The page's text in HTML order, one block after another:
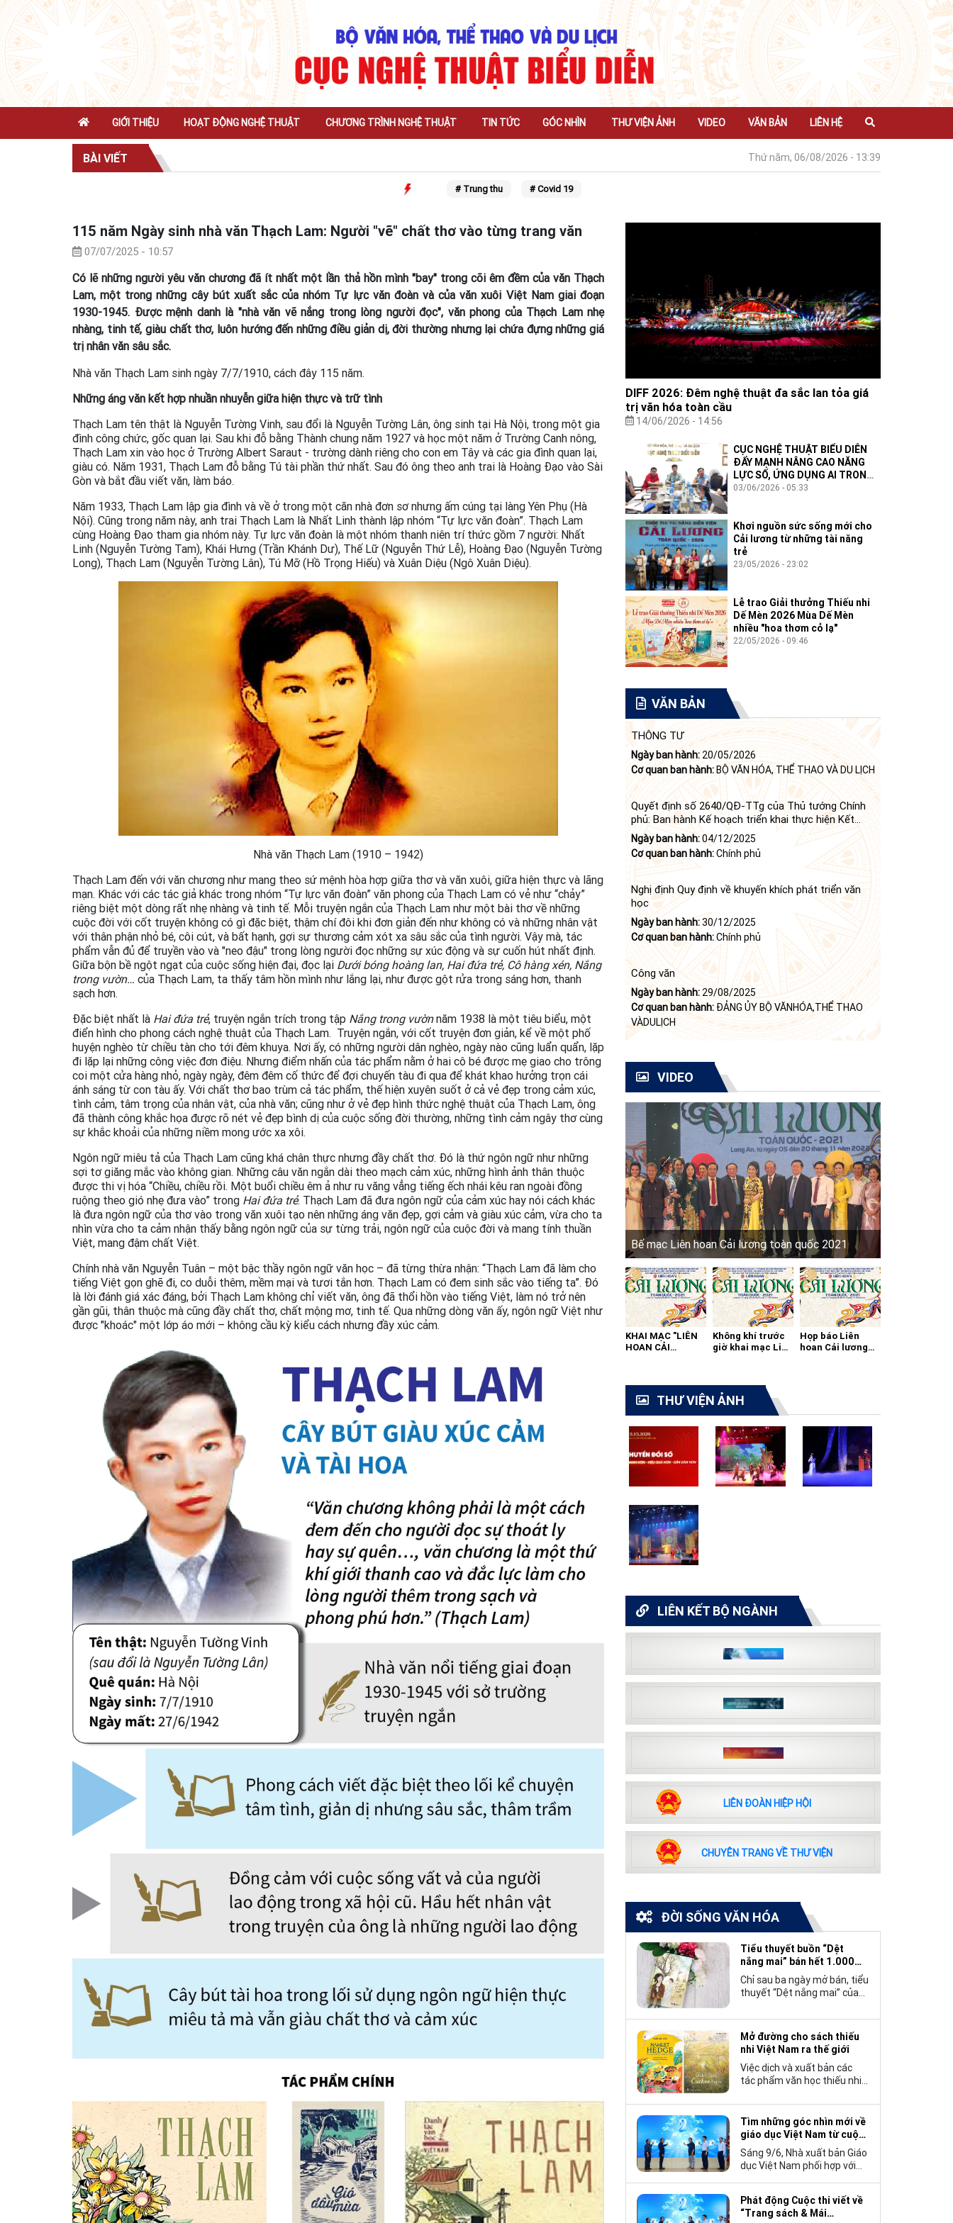
GIỚI THIỆU HOẠT ĐỘNG NGHỆ THUẬT CHƯƠNG TRÌNH NGHỆ THUẬT TIN TỨC GÓC NHÌN THƯ VIỆN ẢNH VIDEO VĂN BẢN LIÊN HỆ
BÀI VIẾT Thứ năm, 06/08/2026 - 13:39
# Trung thu # Covid 19
115 năm Ngày sinh nhà văn Thạch Lam: Người "vẽ" chất thơ vào từng trang văn
07/07/2025 - 10:57
Có lẽ những người yêu văn chương đã ít nhất một lần thả hồn mình "bay" trong cõi êm đềm của văn Thạch
Lam, một trong những cây bút xuất sắc của nhóm Tự lực văn đoàn và của văn xuôi Việt Nam giai đoạn
1930-1945. Được mệnh danh là "nhà văn vẽ nắng trong lòng người đọc", văn phong của Thạch Lam nhẹ
nhàng, tinh tế, giàu chất thơ, luôn hướng đến những điều giản dị, đời thường nhưng lại chứa đựng những giá
trị nhân văn sâu sắc.
Nhà văn Thạch Lam sinh ngày 7/7/1910, cách đây 115 năm.
Những áng văn kết hợp nhuần nhuyễn giữa hiện thực và trữ tình
Thạch Lam tên thật là Nguyễn Tường Vinh, sau đổi là Nguyễn Tường Lân, ông sinh tại Hà Nội, trong một gia
đình công chức, gốc quan lại. Sau khi đỗ bằng Thành chung năm 1927 và học một năm ở Trường Canh nông,
Thạch Lam xin vào học ở Trường Albert Saraut - trường dành riêng cho con em Tây và các gia đình quan lại,
giàu có. Năm 1931, Thạch Lam đỗ bằng Tú tài phần thứ nhất. Sau đó ông theo anh trai là Hoàng Đạo vào Sài
Gòn và bắt đầu viết văn, làm báo.
Năm 1933, Thạch Lam lập gia đình và về ở trong một căn nhà đơn sơ nhưng ấm cúng tại làng Yên Phụ (Hà
Nội). Cũng trong năm này, anh trai Thạch Lam là Nhất Linh thành lập nhóm “Tự lực văn đoàn”. Thạch Lam
cùng Hoàng Đạo tham gia nhóm này. Tự lực văn đoàn là một nhóm thanh niên trí thức gồm 7 người: Nhất
Linh (Nguyễn Tường Tam), Khái Hưng (Trần Khánh Dư), Thế Lữ (Nguyễn Thứ Lễ), Hoàng Đạo (Nguyễn Tường
Long), Thạch Lam (Nguyễn Tường Lân), Tú Mỡ (Hồ Trọng Hiếu) và Xuân Diệu (Ngô Xuân Diệu).
Nhà văn Thạch Lam (1910 – 1942)
Thạch Lam đến với văn chương như mang theo sứ mệnh hòa hợp giữa thơ và văn xuôi, giữa hiện thực và lãng
mạn. Khác với các tác giả khác trong nhóm “Tự lực văn đoàn” văn phong của Thạch Lam có vẻ như “chảy”
riêng biệt một dòng rất nhẹ nhàng và tinh tế. Mỗi truyện ngắn của Thạch Lam như một bài thơ về những
cuộc đời với cốt truyện không có gì đặc biệt, thậm chí đôi khi đơn giản đến như không có và những nhân vật
với thân phận nhỏ bé, côi cút, và bất hạnh, gợi sự thương cảm xót xa sâu sắc của tình người. Vậy mà, tác
phẩm vẫn đủ để truyền vào và "neo đậu" trong lòng người đọc những sự xúc động và sự cuốn hút nhất định.
Giữa bộn bề ngột ngạt của cuộc sống hiện đại, đọc lại Dưới bóng hoàng lan, Hai đứa trẻ, Cô hàng xén, Nắng
trong vườn… của Thạch Lam, ta thấy tâm hồn mình như lắng lại, như được gột rửa trong sáng hơn, thanh
sạch hơn.
Đặc biệt nhất là Hai đứa trẻ, truyện ngắn trích trong tập Nắng trong vườnnăm 1938 là một tiêu biểu, một
điển hình cho phong cách nghệ thuật của Thạch Lam. Truyện ngắn, với cốt truyện đơn giản, kể về một phố
huyện nghèo từ chiều tàn cho tới đêm khuya. Nơi ấy, có những người dân nghèo, ngày nào cũng luẩn quẩn, lặp
đi lặp lại những công việc đơn điệu. Nhưng điểm nhấn của tác phẩm nằm ở hai cô bé được mẹ giao cho trông
coi một cửa hàng nhỏ, ngày ngày, đêm đêm cố thức để đợi chuyến tàu đi qua để khát khao hưởng trọn cái
ánh sáng từ con tàu ấy. Với chất thơ bao trùm cả tác phẩm, thế hiện xuyên suốt ở cả vẻ đẹp trong cảm xúc,
tình cảm, tâm trọng của nhân vật, của nhà văn; cũng như ở vẻ đẹp hình thức nghệ thuật của Thạch Lam, ông
đã thành công khắc họa được rõ nét vẻ đẹp bình dị của cuộc sống đời thường, những tình cảm ngây thơ cùng
sự khắc khoải của những niềm mong ước xa xôi.
Ngôn ngữ miêu tả của Thạch Lam cũng khá chân thực nhưng đầy chất thơ. Đó là thứ ngôn ngữ như những
sợi tơ giăng mắc vào không gian. Những câu văn ngắn dài theo mạch cảm xúc, những hình ảnh thân thuộc
được thi vị hóa “Chiều, chiều rồi. Một buổi chiều êm ả như ru văng vẳng tiếng ếch nhái kêu ran ngoài đồng
ruộng theo gió nhẹ đưa vào” trong Hai đứa trẻ. Thạch Lam đã đưa ngôn ngữ của cảm xúc hay nói cách khác
là đưa ngôn ngữ của thơ vào trong văn xuôi tạo nên những áng văn đẹp, gợi cảm và giàu xúc cảm, vừa cho ta
nhìn vừa cho ta cảm nhận thấy bằng ngôn ngữ của sự từng trải, ngôn ngữ của cuộc đời và mang tính thuần
Việt, mang đậm chất Việt.
Chính nhà văn Nguyễn Tuân – một bậc thầy ngôn ngữ văn học – đã từng thừa nhận: “Thạch Lam đã làm cho
tiếng Việt gọn ghẽ đi, co duỗi thêm, mềm mại và tươi tắn hơn. Thạch Lam có đem sinh sắc vào tiếng ta”. Đó
là lời đánh giá xác đáng, bởi Thạch Lam không chỉ viết văn, ông đã thổi hồn vào tiếng Việt, làm nó trở nên
gần gũi, thân thuộc mà cũng đầy chất thơ, chất mộng mơ, tinh tế. Qua những dòng văn ấy, ngôn ngữ Việt như
được "khoác" một lớp áo mới – không cầu kỳ kiểu cách nhưng đầy xúc cảm.
DIFF 2026: Đêm nghệ thuật đa sắc lan tỏa giá
trị văn hóa toàn cầu
14/06/2026 - 14:56
CỤC NGHỆ THUẬT BIỂU DIỄN
ĐẨY MẠNH NÂNG CAO NĂNG
LỰC SỐ, ỨNG DỤNG AI TRONG
THỰC THI CÔNG VỤ
03/06/2026 - 05:33
Khơi nguồn sức sống mới cho
Cải lương từ những tài năng
trẻ
23/05/2026 - 23:02
Lễ trao Giải thưởng Thiếu nhi
Dế Mèn 2026 Mùa Dế Mèn
nhiều "hoa thơm cỏ lạ"
22/05/2026 - 09:46
VĂN BẢN
THÔNG TƯ
Ngày ban hành: 20/05/2026
Cơ quan ban hành:BỘ VĂN HÓA, THỂ THAO VÀ DU LỊCH
Quyết định số 2640/QĐ-TTg của Thủ tướng Chính
phủ: Ban hành Kế hoạch triển khai thực hiện Kết
luận số 84-KL/TW ngày 21 tháng 6 năm 2024 của
Bộ Chính trị tiếp tục thực hiện Nghị quyết số 23-
NQ/TW ngày 16 tháng 6 năm 2008 của Bộ Chính trị
(khóa X) về "tiếp tục xây dựng và phát triển văn học,
nghệ thuật trong thời kỳ mới"
Ngày ban hành:04/12/2025
Cơ quan ban hành:Chính phủ
Nghị định Quy định về khuyến khích phát triển văn
học
Ngày ban hành:30/12/2025
Cơ quan ban hành:Chính phủ
Công văn
Ngày ban hành: 29/08/2025
Cơ quan ban hành: ĐẢNG ỦY BỘ VĂNHÓA,THỂ THAO
VÀDULỊCH
VIDEO
Bế mạc Liên hoan Cải lương toàn quốc 2021
KHAI MẠC "LIÊN
HOAN CẢI
Không khí trước
giờ khai mạc Liên
Họp báo Liên
hoan Cải lương
THƯ VIỆN ẢNH
LIÊN KẾT BỘ NGÀNH
LIÊN ĐOÀN HIỆP HỘI
CHUYÊN TRANG VỀ THƯ VIỆN
ĐỜI SỐNG VĂN HÓA
Tiểu thuyết buồn “Dệt
nắng mai” bán hết 1.000
bản trong 3 ngày
Chỉ sau ba ngày mở bán, tiểu
thuyết “Dệt nắng mai” của
nên một hiện tượng đáng
chú ý trong làng văn chương
trẻ khi cán mốc 1.000 bản
tiêu thụ.
Mở đường cho sách thiếu
nhi Việt Nam ra thế giới
Việc dịch và xuất bản các
tác phẩm văn học thiếu nhi
không chỉ mở rộng cơ hội
tiếp cận cho độc giả quốc tế,
mà còn góp phần đưa những
câu chuyện mang đậm bản
sắc văn hóa Việt Nam bước
ra thế giới.
Tìm những góc nhìn mới về
giáo dục Việt Nam từ cuộc
thi viết “Trang sách và Mái
trường”
Sáng 9/6, Nhà xuất bản Giáo
dục Việt Nam phối hợp với
viết về “Trang sách và Mái
trường”, hướng tới kỷ niệm
Phát động Cuộc thi viết về
“Trang sách & Mái